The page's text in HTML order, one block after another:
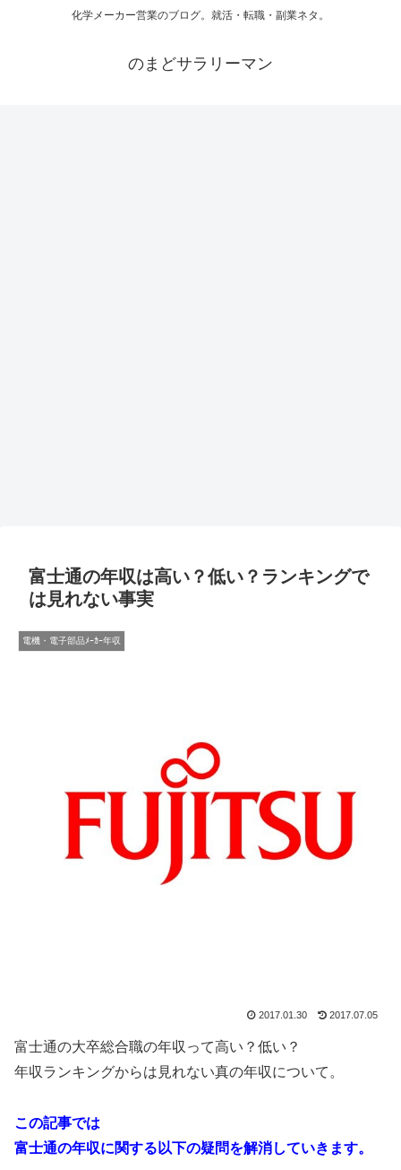
化学メーカー営業のブログ。就活・転職・副業ネタ。
のまどサラリーマン
富士通の年収は高い？低い？ランキングで
は見れない事実
電機・電子部品ﾒｰｶｰ年収
2017.01.30 2017.07.05
富士通の大卒総合職の年収って高い？低い？
年収ランキングからは見れない真の年収について。
この記事では
富士通の年収に関する以下の疑問を解消していきます。